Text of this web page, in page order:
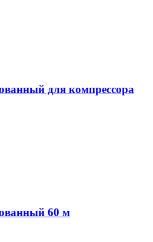
для компрессора
60 м